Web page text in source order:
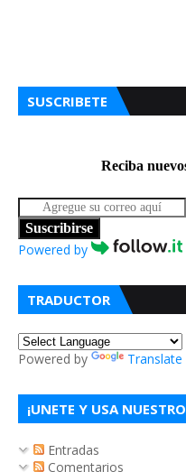
SUSCRIBETE
Reciba
Suscribirse
Powered by
TRADUCTOR
Powered by Translate
¡UNETE Y USA
Entradas
Comentarios